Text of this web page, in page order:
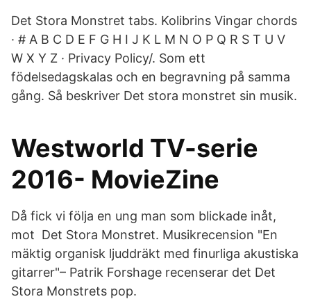
Det Stora Monstret tabs. Kolibrins Vingar chords
· # A B C D E F G H I J K L M N O P Q R S T U V
W X Y Z · Privacy Policy/. Som ett
födelsedagskalas och en begravning på samma
gång. Så beskriver Det stora monstret sin musik.
Westworld TV-serie
2016- MovieZine
Då fick vi följa en ung man som blickade inåt,
mot Det Stora Monstret. Musikrecension "En
mäktig organisk ljuddräkt med finurliga akustiska
gitarrer"– Patrik Forshage recenserar det Det
Stora Monstrets pop.